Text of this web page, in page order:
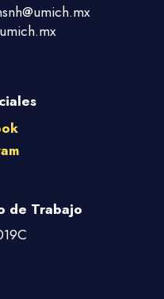
de Trabajo